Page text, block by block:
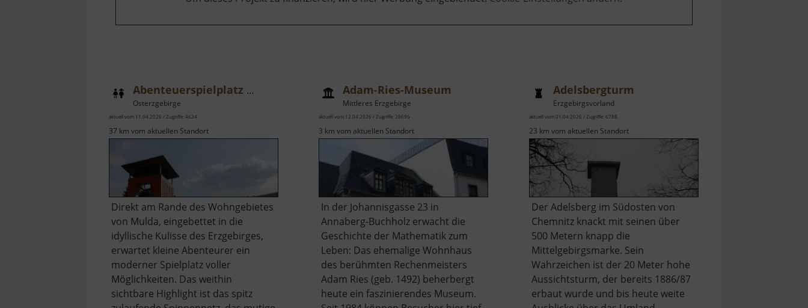
Abenteuerspielplatz Mulda
Osterzgebirge
aktuell vom 11.04.2026 / Zugriffe: 4624
37 km vom aktuellen Standort
Direkt am Rande des Wohngebietes
von Mulda, eingebettet in die
idyllische Kulisse des Erzgebirges,
erwartet kleine Abenteurer ein
moderner Spielplatz voller
Möglichkeiten. Das weithin
sichtbare Highlight ist das spitz
Adam-Ries-Museum
Mittleres Erzgebirge
aktuell vom 12.04.2026 / Zugriffe: 28695
3 km vom aktuellen Standort
In der Johannisgasse 23 in
Annaberg-Buchholz erwacht die
Geschichte der Mathematik zum
Leben: Das ehemalige Wohnhaus
des berühmten Rechenmeisters
Adam Ries (geb. 1492) beherbergt
heute ein faszinierendes Museum.
Adelsbergturm
Erzgebirgsvorland
aktuell vom 01.04.2026 / Zugriffe: 6788
23 km vom aktuellen Standort
Der Adelsberg im Südosten von
Chemnitz knackt mit seinen über
500 Metern knapp die
Mittelgebirgsmarke. Sein
Wahrzeichen ist der 20 Meter hohe
Aussichtsturm, der bereits 1886/87
erbaut wurde und bis heute weite